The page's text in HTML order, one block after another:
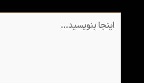
اینجا
بنویسید…